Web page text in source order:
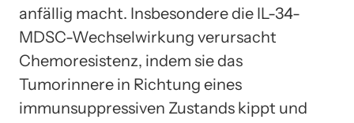
anfällig macht. Insbesondere die IL-34-
MDSC-Wechselwirkung verursacht
Chemoresistenz, indem sie das
Tumorinnere in Richtung eines
immunsuppressiven Zustands kippt und